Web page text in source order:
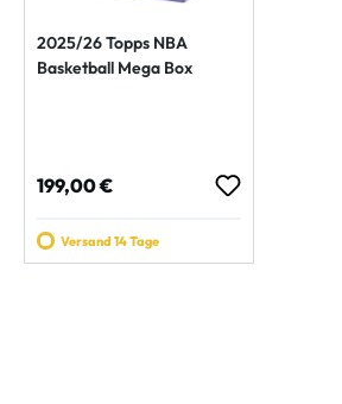
2025/26 Topps NBA
Basketball Mega Box
Regulärer Preis:
199,00 €
Versand 14 Tage